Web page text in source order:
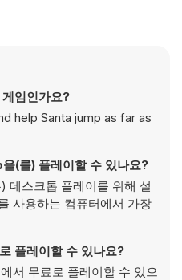
임인가요?
help Santa jump as far as
(를) 플레이할 수 있나요?
데스크톱 플레이를 위해 설
사용하는 컴퓨터에서 가장
플레이할 수 있나요?
서 무료로 플레이할 수 있으